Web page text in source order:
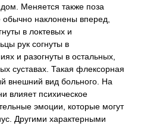
Меняется также поза
наклонены вперед,
в локтевых и
рук согнуты в
и разогнуты в остальных,
суставах. Такая флексорная
внешний вид больного. На
влияет психическое
эмоции, которые могут
Другими характерными